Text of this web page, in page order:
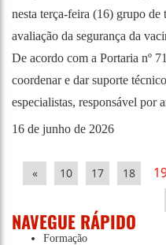
nesta terça-feira (16) grupo de
avaliação da segurança da
De acordo com a Portaria nº
coordenar e dar suporte
especialistas, responsável
16 de junho de 2026
« 10 17 18
NAVEGUE RÁPIDO
Formação